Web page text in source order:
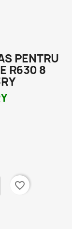
PENTRU
R630 8
favorite_border